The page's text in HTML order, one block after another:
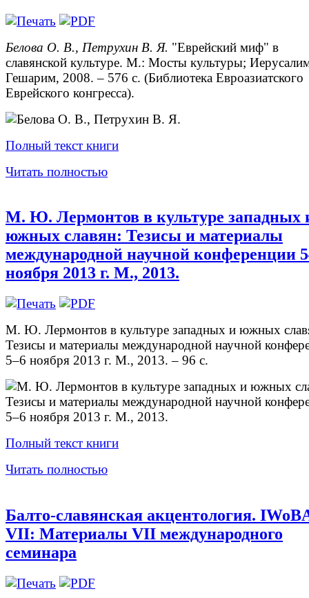
Белова О. В., Петрухин В. Я. "Еврейский миф" в
славянской культуре. М.: Мосты культуры;
Гешарим, 2008. – 576 с. (Библиотека Евроазиатского
Еврейского конгресса).
Полный текст книги
Читать полностью
М. Ю. Лермонтов в культуре западных
южных славян: Тезисы и материалы
международной научной конференции
ноября 2013 г. М., 2013.
М. Ю. Лермонтов в культуре западных и южных
Тезисы и материалы международной научной
5–6 ноября 2013 г. М., 2013. – 96 с.
Полный текст книги
Читать полностью
Балто-славянская акцентология.
VII: Материалы VII международного
семинара